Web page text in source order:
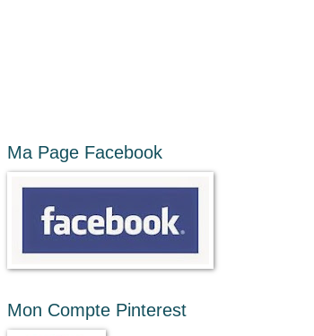
Ma Page Facebook
Mon Compte Pinterest